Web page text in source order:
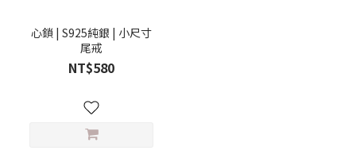
心鎖 | S925純銀 | 小尺寸
尾戒
NT$580